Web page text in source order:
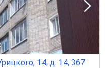
14, д. 14, 367